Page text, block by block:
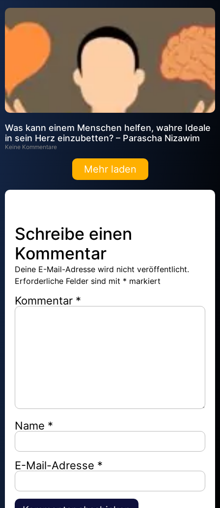
Was kann einem Menschen helfen, wahre Ideale
in sein Herz einzubetten? – Parascha Nizawim
Keine Kommentare
Mehr laden
Schreibe einen
Kommentar
Deine E-Mail-Adresse wird nicht veröffentlicht.
Erforderliche Felder sind mit * markiert
Kommentar *
Name *
E-Mail-Adresse *